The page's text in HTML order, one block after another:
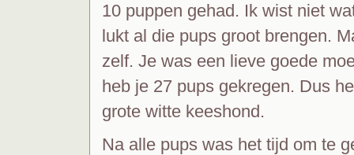
10 puppen gehad. Ik wist niet
lukt al die pups groot brengen.
zelf. Je was een lieve goede
heb je 27 pups gekregen. Dus
grote witte keeshond.
Na alle pups was het tijd om te